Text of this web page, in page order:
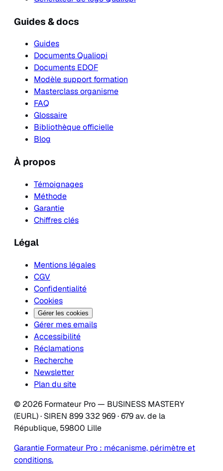
Guides & docs
Guides
Documents Qualiopi
Documents EDOF
Modèle support formation
Masterclass organisme
FAQ
Glossaire
Bibliothèque officielle
Blog
À propos
Témoignages
Méthode
Garantie
Chiffres clés
Légal
Mentions légales
CGV
Confidentialité
Cookies
Gérer les cookies
Gérer mes emails
Accessibilité
Réclamations
Recherche
Newsletter
Plan du site
© 2026 Formateur Pro — BUSINESS MASTERY
(EURL) · SIREN 899 332 969 · 679 av. de la
République, 59800 Lille
Garantie Formateur Pro : mécanisme, périmètre et
conditions.